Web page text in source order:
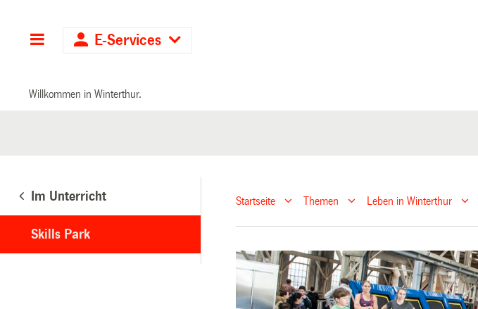
Hauptnavigation
E-Services
Willkommen in Winterthur.
Im Unterricht
Skills Park
Startseite Themen Leben in Winterthur